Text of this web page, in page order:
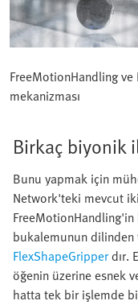
FreeMotionHandling ve
mekanizması
Birkaç biyonik
Bunu yapmak için
Network'teki mevcut
bukalemunun
FlexShapeGripperdır.
öğenin üzerine esnek
hatta tek bir işlemde